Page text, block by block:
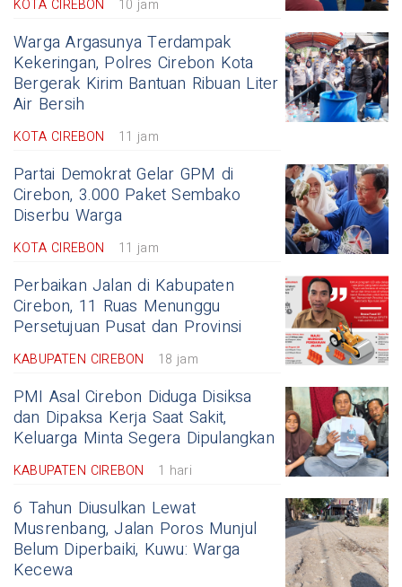
KOTA CIREBON 10 jam
Warga Argasunya Terdampak
Kekeringan, Polres Cirebon Kota
Bergerak Kirim Bantuan Ribuan Liter
Air Bersih
KOTA CIREBON 11 jam
Partai Demokrat Gelar GPM di
Cirebon, 3.000 Paket Sembako
Diserbu Warga
KOTA CIREBON 11 jam
Perbaikan Jalan di Kabupaten
Cirebon, 11 Ruas Menunggu
Persetujuan Pusat dan Provinsi
KABUPATEN CIREBON 18 jam
PMI Asal Cirebon Diduga Disiksa
dan Dipaksa Kerja Saat Sakit,
Keluarga Minta Segera Dipulangkan
KABUPATEN CIREBON 1 hari
6 Tahun Diusulkan Lewat
Musrenbang, Jalan Poros Munjul
Belum Diperbaiki, Kuwu: Warga
Kecewa